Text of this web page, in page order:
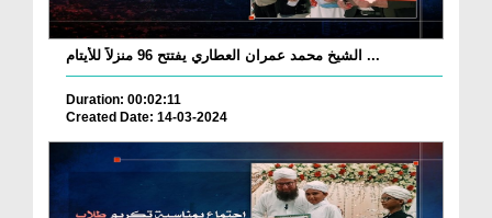
الشيخ محمد عمران العطاري يفتتح 96 منزلاً للأيتام ...
Duration: 00:02:11
Created Date: 14-03-2024